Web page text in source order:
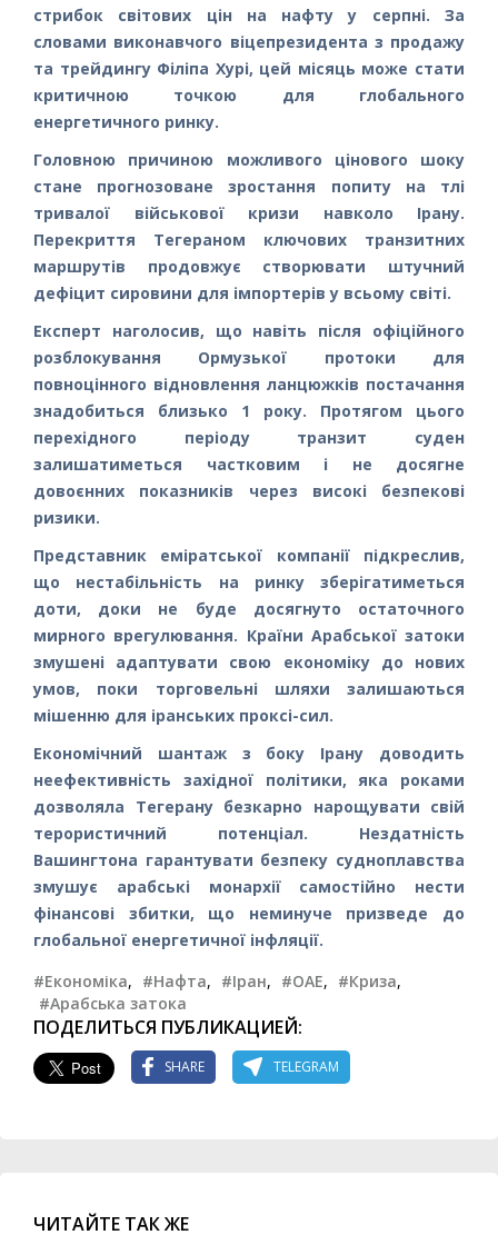
стрибок світових цін на нафту у серпні. За
словами виконавчого віцепрезидента з продажу
та трейдингу Філіпа Хурі, цей місяць може стати
критичною точкою для глобального
енергетичного ринку.
Головною причиною можливого цінового шоку
стане прогнозоване зростання попиту на тлі
тривалої військової кризи навколо Ірану.
Перекриття Тегераном ключових транзитних
маршрутів продовжує створювати штучний
дефіцит сировини для імпортерів у всьому світі.
Експерт наголосив, що навіть після офіційного
розблокування Ормузької протоки для
повноцінного відновлення ланцюжків постачання
знадобиться близько 1 року. Протягом цього
перехідного періоду транзит суден
залишатиметься частковим і не досягне
довоєнних показників через високі безпекові
ризики.
Представник еміратської компанії підкреслив,
що нестабільність на ринку зберігатиметься
доти, доки не буде досягнуто остаточного
мирного врегулювання. Країни Арабської затоки
змушені адаптувати свою економіку до нових
умов, поки торговельні шляхи залишаються
мішенню для іранських проксі-сил.
Економічний шантаж з боку Ірану доводить
неефективність західної політики, яка роками
дозволяла Тегерану безкарно нарощувати свій
терористичний потенціал. Нездатність
Вашингтона гарантувати безпеку судноплавства
змушує арабські монархії самостійно нести
фінансові збитки, що неминуче призведе до
глобальної енергетичної інфляції.
#Економіка, #Нафта, #Іран, #ОАЕ, #Криза,
#Арабська затока
ПОДЕЛИТЬСЯ ПУБЛИКАЦИЕЙ:
SHARE TELEGRAM
ЧИТАЙТЕ ТАК ЖЕ